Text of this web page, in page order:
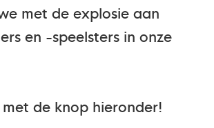
met de explosie aan
en -speelsters in onze
de knop hieronder!